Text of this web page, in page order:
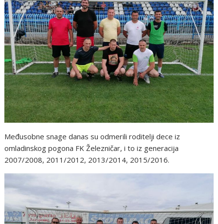
Međusobne snage danas su odmerili roditelji dece iz
omladinskog pogona FK Železničar, i to iz generacija
2007/2008, 2011/2012, 2013/2014, 2015/2016.